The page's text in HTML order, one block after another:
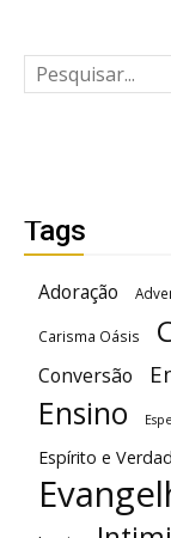
Tags
Adoração
Carisma Oásis
Conversão
Ensino
Espírito e